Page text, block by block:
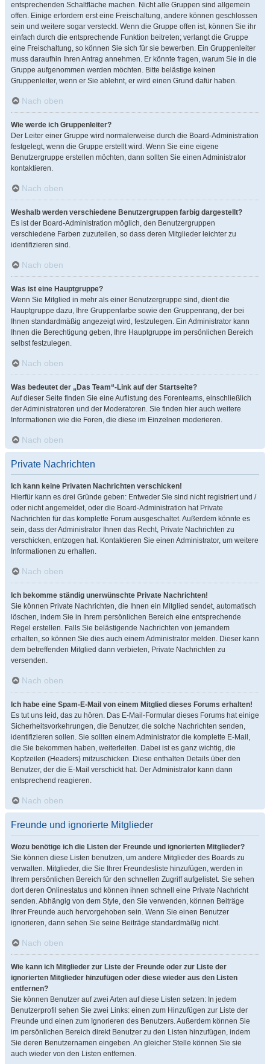
entsprechenden Schaltfläche machen. Nicht alle Gruppen sind allgemein
offen. Einige erfordern erst eine Freischaltung, andere können geschlossen
sein und weitere sogar versteckt. Wenn die Gruppe offen ist, können Sie ihr
einfach durch die entsprechende Funktion beitreten; verlangt die Gruppe
eine Freischaltung, so können Sie sich für sie bewerben. Ein Gruppenleiter
muss daraufhin Ihren Antrag annehmen. Er könnte fragen, warum Sie in die
Gruppe aufgenommen werden möchten. Bitte belästige keinen
Gruppenleiter, wenn er Sie ablehnt, er wird einen Grund dafür haben.
Nach oben
Wie werde ich Gruppenleiter?
Der Leiter einer Gruppe wird normalerweise durch die Board-Administration
festgelegt, wenn die Gruppe erstellt wird. Wenn Sie eine eigene
Benutzergruppe erstellen möchten, dann sollten Sie einen Administrator
kontaktieren.
Nach oben
Weshalb werden verschiedene Benutzergruppen farbig dargestellt?
Es ist der Board-Administration möglich, den Benutzergruppen
verschiedene Farben zuzuteilen, so dass deren Mitglieder leichter zu
identifizieren sind.
Nach oben
Was ist eine Hauptgruppe?
Wenn Sie Mitglied in mehr als einer Benutzergruppe sind, dient die
Hauptgruppe dazu, Ihre Gruppenfarbe sowie den Gruppenrang, der bei
Ihnen standardmäßig angezeigt wird, festzulegen. Ein Administrator kann
Ihnen die Berechtigung geben, Ihre Hauptgruppe im persönlichen Bereich
selbst festzulegen.
Nach oben
Was bedeutet der „Das Team“-Link auf der Startseite?
Auf dieser Seite finden Sie eine Auflistung des Forenteams, einschließlich
der Administratoren und der Moderatoren. Sie finden hier auch weitere
Informationen wie die Foren, die diese im Einzelnen moderieren.
Nach oben
Private Nachrichten
Ich kann keine Privaten Nachrichten verschicken!
Hierfür kann es drei Gründe geben: Entweder Sie sind nicht registriert und /
oder nicht angemeldet, oder die Board-Administration hat Private
Nachrichten für das komplette Forum ausgeschaltet. Außerdem könnte es
sein, dass der Administrator Ihnen das Recht, Private Nachrichten zu
verschicken, entzogen hat. Kontaktieren Sie einen Administrator, um weitere
Informationen zu erhalten.
Nach oben
Ich bekomme ständig unerwünschte Private Nachrichten!
Sie können Private Nachrichten, die Ihnen ein Mitglied sendet, automatisch
löschen, indem Sie in Ihrem persönlichen Bereich eine entsprechende
Regel erstellen. Falls Sie belästigende Nachrichten von jemandem
erhalten, so können Sie dies auch einem Administrator melden. Dieser kann
dem betreffenden Mitglied dann verbieten, Private Nachrichten zu
versenden.
Nach oben
Ich habe eine Spam-E-Mail von einem Mitglied dieses Forums erhalten!
Es tut uns leid, das zu hören. Das E-Mail-Formular dieses Forums hat einige
Sicherheitsvorkehrungen, die Benutzer, die solche Nachrichten senden,
identifizieren sollen. Sie sollten einem Administrator die komplette E-Mail,
die Sie bekommen haben, weiterleiten. Dabei ist es ganz wichtig, die
Kopfzeilen (Headers) mitzuschicken. Diese enthalten Details über den
Benutzer, der die E-Mail verschickt hat. Der Administrator kann dann
entsprechend reagieren.
Nach oben
Freunde und ignorierte Mitglieder
Wozu benötige ich die Listen der Freunde und ignorierten Mitglieder?
Sie können diese Listen benutzen, um andere Mitglieder des Boards zu
verwalten. Mitglieder, die Sie Ihrer Freundesliste hinzufügen, werden in
Ihrem persönlichen Bereich für den schnellen Zugriff aufgelistet. Sie sehen
dort deren Onlinestatus und können ihnen schnell eine Private Nachricht
senden. Abhängig von dem Style, den Sie verwenden, können Beiträge
Ihrer Freunde auch hervorgehoben sein. Wenn Sie einen Benutzer
ignorieren, dann sehen Sie seine Beiträge standardmäßig nicht.
Nach oben
Wie kann ich Mitglieder zur Liste der Freunde oder zur Liste der
ignorierten Mitglieder hinzufügen oder diese wieder aus den Listen
entfernen?
Sie können Benutzer auf zwei Arten auf diese Listen setzen: In jedem
Benutzerprofil sehen Sie zwei Links: einen zum Hinzufügen zur Liste der
Freunde und einen zum Ignorieren des Benutzers. Außerdem können Sie
im persönlichen Bereich direkt Benutzer zu den Listen hinzufügen, indem
Sie deren Benutzernamen eingeben. An gleicher Stelle können Sie sie
auch wieder von den Listen entfernen.